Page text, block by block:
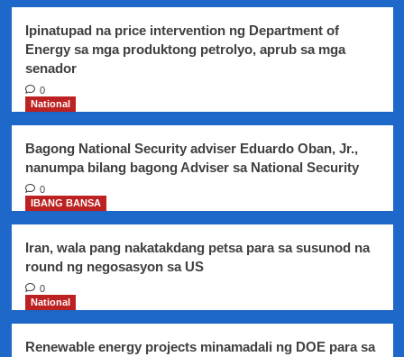
ng
committee
excise
tax
tobacco
products
Ipinatupad na price intervention ng Department of
Energy sa mga produktong petrolyo, aprub sa mga
senador
0
National
Bagong National Security adviser Eduardo Oban, Jr.,
nanumpa bilang bagong Adviser sa National Security
0
IBANG BANSA
Iran, wala pang nakatakdang petsa para sa susunod na
round ng negosasyon sa US
0
National
Renewable energy projects minamadali ng DOE para sa